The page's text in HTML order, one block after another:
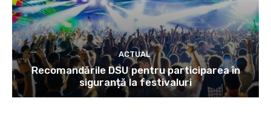
ACTUAL
Recomandările DSU pentru participarea în
siguranță la festivaluri